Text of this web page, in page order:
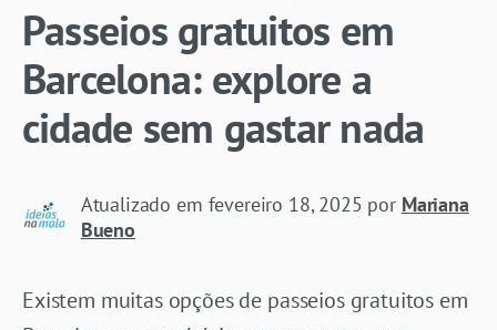
Passeios gratuitos em
Barcelona: explore a
cidade sem gastar nada
Atualizado em fevereiro 18, 2025 por Mariana
Bueno
Existem muitas opções de passeios gratuitos em